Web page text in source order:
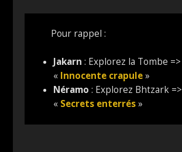
Pour rappel :
Jakarn: Explorez la Tombe =>
« Innocente crapule»
Néramo: Explorez Bhtzark =>
« Secrets enterrés»